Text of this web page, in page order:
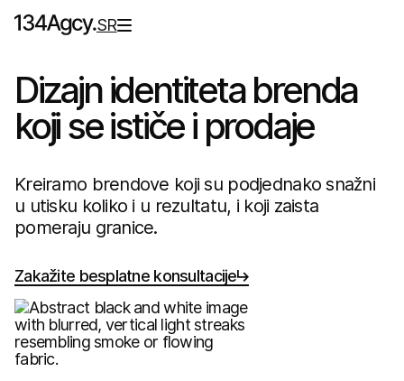
SR
Dizajn identiteta brenda
koji se ističe i prodaje
Kreiramo brendove koji su podjednako snažni
u utisku koliko i u rezultatu, i koji zaista
pomeraju granice.
Zakažite besplatne konsultacije